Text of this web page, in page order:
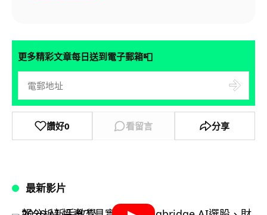
更多精彩文章每日送到電子郵箱📮
讚好0 看留言 分享
最新影片